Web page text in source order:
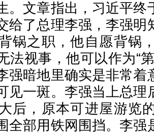
。文章指出，习近平终
给了总理李强，李强明
锅之职，他自愿背锅
法视事，他可以作为“
强暗地里确实是非常着
见一斑。李强当上总理
后，原本可进屋游览
全部用铁网围挡。李强